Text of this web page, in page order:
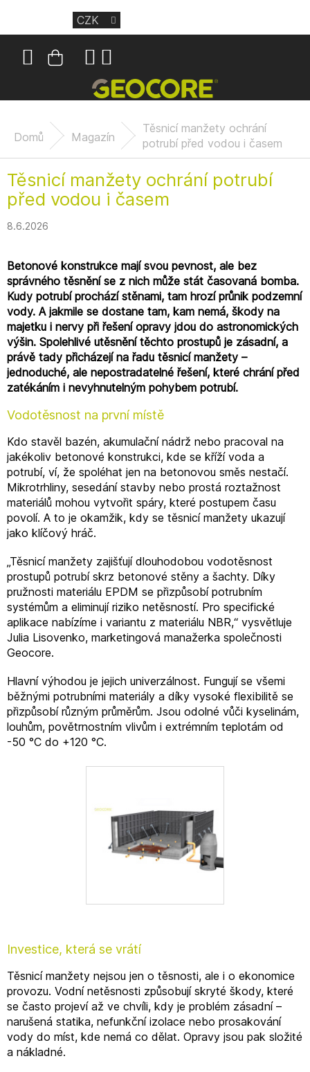
obsah
Nákupní
CZK
Domů Magazín
Těsnicí manžety ochrání
potrubí před vodou i časem
Těsnicí manžety ochrání potrubí
před vodou i časem
8.6.2026
Betonové konstrukce mají svou pevnost, ale bez
správného těsnění se z nich může stát časovaná bomba.
Kudy potrubí prochází stěnami, tam hrozí průnik podzemní
vody. A jakmile se dostane tam, kam nemá, škody na
majetku i nervy při řešení opravy jdou do astronomických
výšin. Spolehlivé utěsnění těchto prostupů je zásadní, a
právě tady přicházejí na řadu těsnicí manžety –
jednoduché, ale nepostradatelné řešení, které chrání před
zatékáním i nevyhnutelným pohybem potrubí.
Vodotěsnost na první místě
Kdo stavěl bazén, akumulační nádrž nebo pracoval na
jakékoliv betonové konstrukci, kde se kříží voda a
potrubí, ví, že spoléhat jen na betonovou směs nestačí.
Mikrotrhliny, sesedání stavby nebo prostá roztažnost
materiálů mohou vytvořit spáry, které postupem času
povolí. A to je okamžik, kdy se těsnicí manžety ukazují
jako klíčový hráč.
„Těsnicí manžety zajišťují dlouhodobou vodotěsnost
prostupů potrubí skrz betonové stěny a šachty. Díky
pružnosti materiálu EPDM se přizpůsobí potrubním
systémům a eliminují riziko netěsností. Pro specifické
aplikace nabízíme i variantu z materiálu NBR,“ vysvětluje
Julia Lisovenko, marketingová manažerka společnosti
Geocore.
Hlavní výhodou je jejich univerzálnost. Fungují se všemi
běžnými potrubními materiály a díky vysoké flexibilitě se
přizpůsobí různým průměrům. Jsou odolné vůči kyselinám,
louhům, povětrnostním vlivům i extrémním teplotám od
-50 °C do +120 °C.
Investice, která se vrátí
Těsnicí manžety nejsou jen o těsnosti, ale i o ekonomice
provozu. Vodní netěsnosti způsobují skryté škody, které
se často projeví až ve chvíli, kdy je problém zásadní –
narušená statika, nefunkční izolace nebo prosakování
vody do míst, kde nemá co dělat. Opravy jsou pak složité
a nákladné.